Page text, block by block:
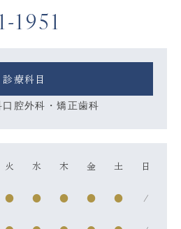
1951
診療科目
腔外科・矯正歯科
火 水 木 金 土 日
● ● ● ● ● /